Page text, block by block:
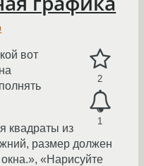
2
1
вот
квадраты из
размер должен
«Нарисуйте